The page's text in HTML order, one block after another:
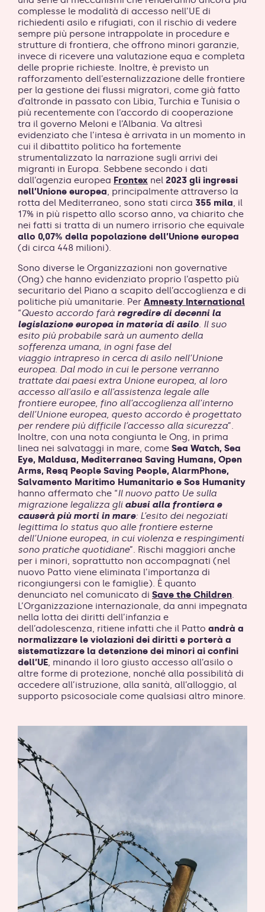
complesse le modalità di accesso nell’UE di
richiedenti asilo e rifugiati, con il rischio di vedere
sempre più persone intrappolate in procedure e
strutture di frontiera, che offrono minori garanzie,
invece di ricevere una valutazione equa e completa
delle proprie richieste. Inoltre, è previsto un
rafforzamento dell’esternalizzazione delle frontiere
per la gestione dei flussi migratori, come già fatto
d’altronde in passato con Libia, Turchia e Tunisia o
più recentemente con l’accordo di cooperazione
tra il governo Meloni e l’Albania. Va altresì
evidenziato che l’intesa è arrivata in un momento in
cui il dibattito politico ha fortemente
strumentalizzato la narrazione sugli arrivi dei
migranti in Europa. Sebbene secondo i dati
dall’agenzia europea Frontex nel 2023 gli ingressi
nell’Unione europea, principalmente attraverso la
rotta del Mediterraneo, sono stati circa 355 mila, il
17% in più rispetto allo scorso anno, va chiarito che
nei fatti si tratta di un numero irrisorio che equivale
allo 0,07% della popolazione dell’Unione europea
(di circa 448 milioni).
Sono diverse le Organizzazioni non governative
(Ong) che hanno evidenziato proprio l’aspetto più
securitario del Piano a scapito dell’accoglienza e di
politiche più umanitarie. Per Amnesty International
“Questo accordo farà regredire di decenni la
legislazione europea in materia di asilo. Il suo
esito più probabile sarà un aumento della
sofferenza umana, in ogni fase del
viaggio intrapreso in cerca di asilo nell’Unione
europea. Dal modo in cui le persone verranno
trattate dai paesi extra Unione europea, al loro
accesso all’asilo e all’assistenza legale alle
frontiere europee, fino all’accoglienza all’interno
dell’Unione europea, questo accordo è progettato
per rendere più difficile l’accesso alla sicurezza”.
Inoltre, con una nota congiunta le Ong, in prima
linea nei salvataggi in mare, come Sea Watch, Sea
Eye, Maldusa, Mediterranea Saving Humans, Open
Arms, Resq People Saving People, AlarmPhone,
Salvamento Maritimo Humanitario e Sos Humanity
hanno affermato che “Il nuovo patto Ue sulla
migrazione legalizza gli abusi alla frontiera e
causerà più morti in mare: L’esito dei negoziati
legittima lo status quo alle frontiere esterne
dell’Unione europea, in cui violenza e respingimenti
sono pratiche quotidiane”. Rischi maggiori anche
per i minori, soprattutto non accompagnati (nel
nuovo Patto viene eliminata l’importanza di
ricongiungersi con le famiglie). È quanto
denunciato nel comunicato di Save the Children.
L’Organizzazione internazionale, da anni impegnata
nella lotta dei diritti dell’infanzia e
dell’adolescenza, ritiene infatti che il Patto andrà a
normalizzare le violazioni dei diritti e porterà a
sistematizzare la detenzione dei minori ai confini
dell’UE, minando il loro giusto accesso all’asilo o
altre forme di protezione, nonché alla possibilità di
accedere all’istruzione, alla sanità, all’alloggio, al
supporto psicosociale come qualsiasi altro minore.